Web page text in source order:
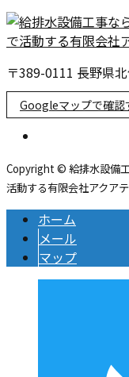
〒389-0111 長野県
Googleマップで確認
Copyright © 給排水設備
活動する有限会社アクア
ホーム
メール
マップ